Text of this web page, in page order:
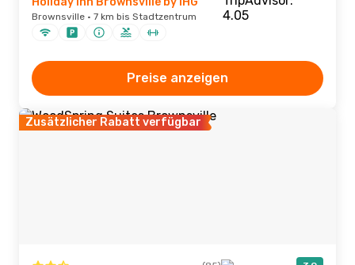
Brownsville · 7 km bis Stadtzentrum
Preise anzeigen
Zusätzlicher Rabatt verfügbar